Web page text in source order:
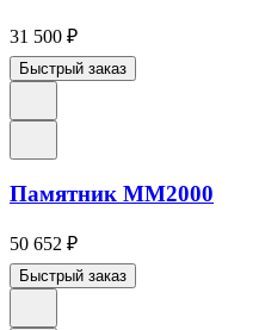
31 500 ₽
Быстрый заказ
Памятник ММ2000
50 652 ₽
Быстрый заказ